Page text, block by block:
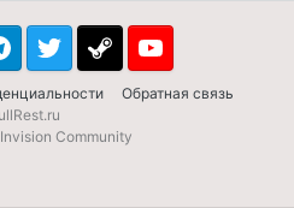
Обратная связь
Twitter Steam Youtube
Community